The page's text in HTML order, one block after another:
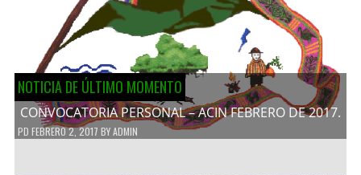
NOTICIA DE ÚLTIMO MOMENTO
CONVOCATORIA PERSONAL – ACIN FEBRERO DE 2017.
PD FEBRERO 2, 2017 BYADMIN